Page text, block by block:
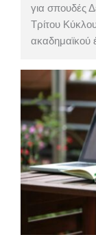
για σπουδές
Τρίτου
ακαδημαϊκού